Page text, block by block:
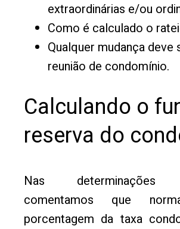
extraordinárias e/ou
Como é calculado o
Qualquer mudança deve
reunião de condomínio.
Calculando o
reserva do
Nas determinações
comentamos que
porcentagem da taxa